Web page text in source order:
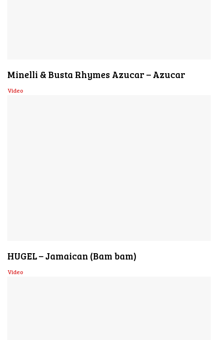
Minelli & Busta Rhymes Azucar – Azucar
Video
HUGEL – Jamaican (Bam bam)
Video